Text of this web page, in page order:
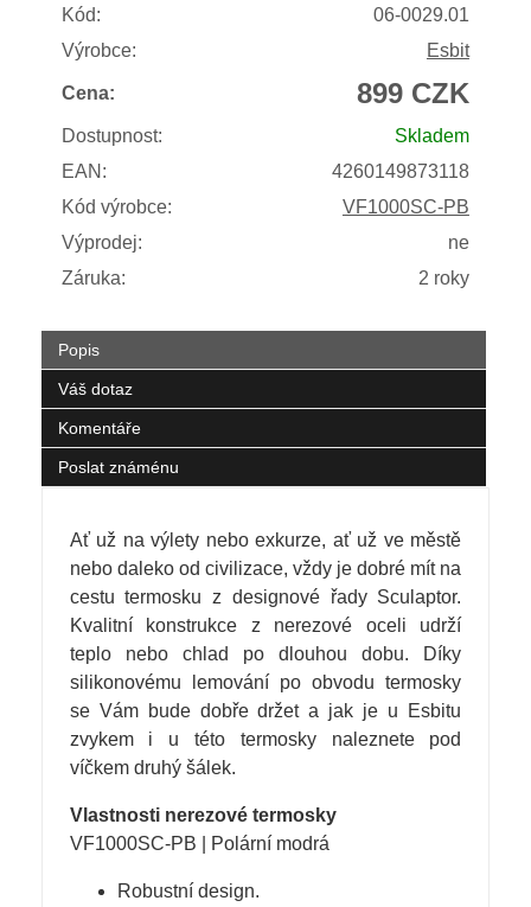
Kód:
06-0029.01
Výrobce:
Esbit
Cena: 899 CZK
Dostupnost:
Skladem
EAN:
4260149873118
Kód výrobce:
VF1000SC-PB
Výprodej:
ne
Záruka:
2 roky
Popis
Váš dotaz
Komentáře
Poslat známénu
Ať už na výlety nebo exkurze, ať už ve městě
nebo daleko od civilizace, vždy je dobré mít na
cestu termosku z designové řady Sculaptor.
Kvalitní konstrukce z nerezové oceli udrží
teplo nebo chlad po dlouhou dobu. Díky
silikonovému lemování po obvodu termosky
se Vám bude dobře držet a jak je u Esbitu
zvykem i u této termosky naleznete pod
víčkem druhý šálek.
Vlastnosti nerezové termosky
VF1000SC-PB | Polární modrá
Robustní design.